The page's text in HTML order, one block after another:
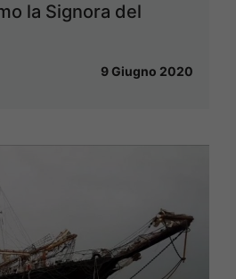
la Signora del
9 Giugno 2020